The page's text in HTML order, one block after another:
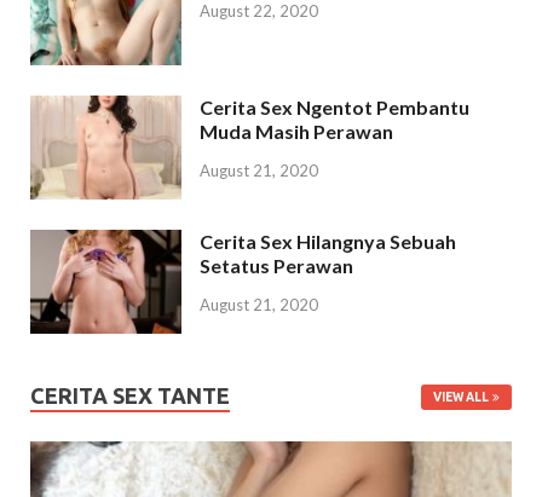
August 22, 2020
Cerita Sex Ngentot Pembantu
Muda Masih Perawan
August 21, 2020
Cerita Sex Hilangnya Sebuah
Setatus Perawan
August 21, 2020
CERITA SEX TANTE VIEW ALL